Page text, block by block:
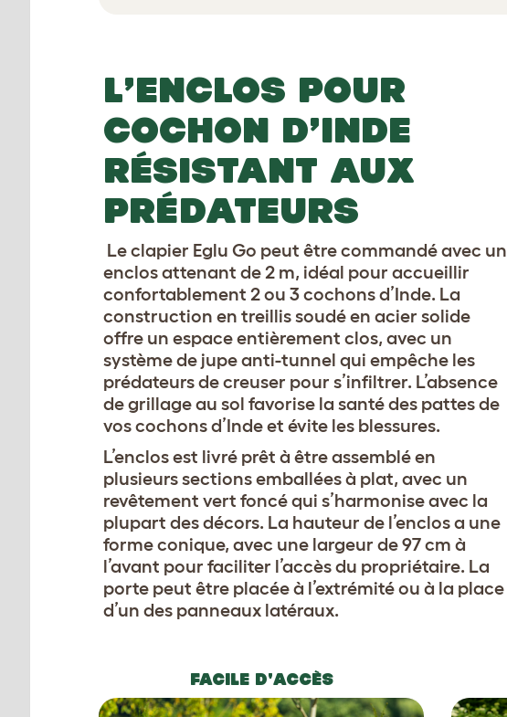
L’ENCLOS POUR
COCHON D’INDE
RÉSISTANT AUX
PRÉDATEURS
Le clapier Eglu Go peut être commandé avec un
enclos attenant de 2 m, idéal pour accueillir
confortablement 2 ou 3 cochons d’Inde. La
construction en treillis soudé en acier solide
offre un espace entièrement clos, avec un
système de jupe anti-tunnel qui empêche les
prédateurs de creuser pour s’infiltrer. L’absence
de grillage au sol favorise la santé des pattes de
vos cochons d’Inde et évite les blessures.
L’enclos est livré prêt à être assemblé en
plusieurs sections emballées à plat, avec un
revêtement vert foncé qui s’harmonise avec la
plupart des décors. La hauteur de l’enclos a une
forme conique, avec une largeur de 97 cm à
l’avant pour faciliter l’accès du propriétaire. La
porte peut être placée à l’extrémité ou à la place
d’un des panneaux latéraux.
FACILE D'ACCÈS